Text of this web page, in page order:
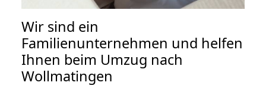
Wir sind ein
Familienunternehmen und helfen
Ihnen beim Umzug nach
Wollmatingen